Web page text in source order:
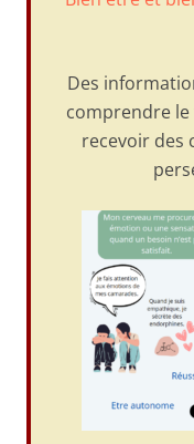
Des
comprendre
recevoir des